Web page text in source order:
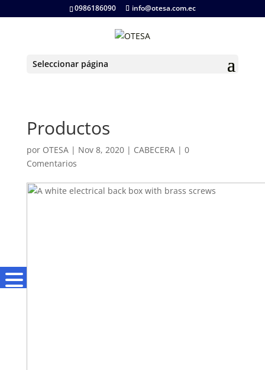
0986186090 info@otesa.com.ec
Seleccionar página
Productos
por OTESA| Nov 8, 2020| CABECERA| 0
Comentarios